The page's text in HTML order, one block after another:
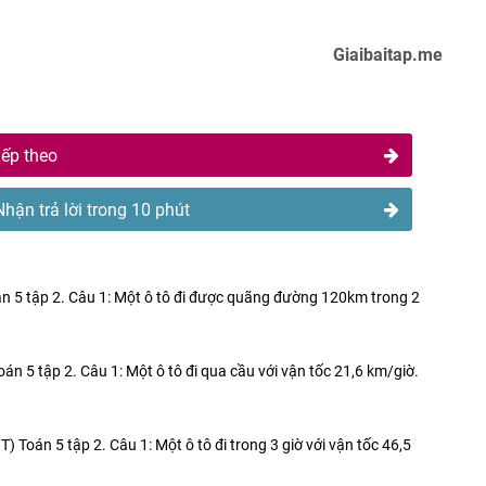
Giaibaitap.me
theo
trả lời trong 10 phút
5 tập 2. Câu 1: Một ô tô đi được quãng đường 120km trong 2
5 tập 2. Câu 1: Một ô tô đi qua cầu với vận tốc 21,6 km/giờ.
Toán 5 tập 2. Câu 1: Một ô tô đi trong 3 giờ với vận tốc 46,5